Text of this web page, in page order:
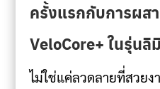
ครั้งแรกกับการผส
VeloCore+ ในรุ่นลิ
ไม่ใช่แค่ลวดลายที่สวย